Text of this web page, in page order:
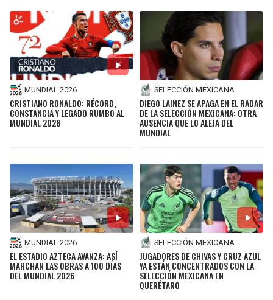
VIKINGS
FALCONS
PANTHERS
SAINTS
THUNDER
TRAIL BLAZERS
JAZZ
MUNDIAL 2026
CRISTIANO RONALDO: RÉCORD,
CONSTANCIA Y LEGADO RUMBO AL
MUNDIAL 2026
SELECCIÓN MEXICANA
DIEGO LAINEZ SE APAGA EN EL RADAR
DE LA SELECCIÓN MEXICANA: OTRA
AUSENCIA QUE LO ALEJA DEL
MUNDIAL
MUNDIAL 2026
EL ESTADIO AZTECA AVANZA: ASÍ
MARCHAN LAS OBRAS A 100 DÍAS
DEL MUNDIAL 2026
SELECCIÓN MEXICANA
JUGADORES DE CHIVAS Y CRUZ AZUL
YA ESTÁN CONCENTRADOS CON LA
SELECCIÓN MEXICANA EN
QUERÉTARO